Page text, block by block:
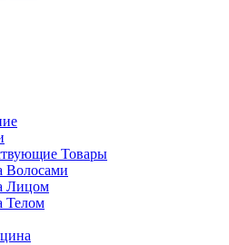
Товары
Волосами
Лицом
Телом